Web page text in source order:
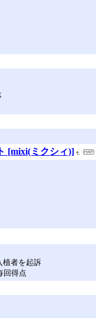
[mixi(ミクシィ)]
植者を起訴
回得点